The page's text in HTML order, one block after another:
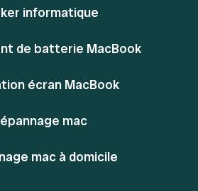
informatique
de batterie MacBook
écran MacBook
mac
mac à domicile